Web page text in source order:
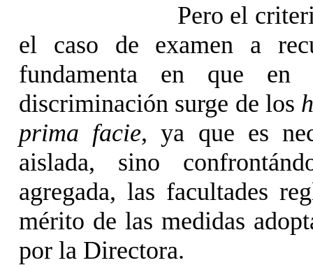
Pero el
el caso de examen a
fundamenta en que
discriminación surge de los
prima facie, ya que es
aislada, sino
agregada, las facultades
mérito de las medidas
por la Directora.